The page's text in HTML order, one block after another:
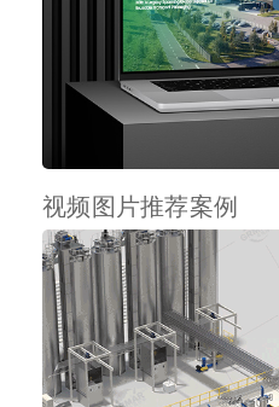
视频图片推荐案例